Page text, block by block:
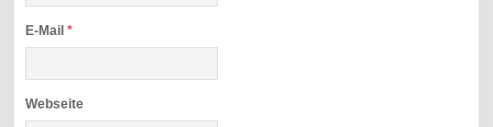
E-Mail*
Webseite